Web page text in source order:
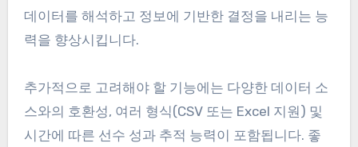
데이터를 해석하고 정보에 기반한 결정을 내리는 능
력을 향상시킵니다.
추가적으로 고려해야 할 기능에는 다양한 데이터 소
스와의 호환성, 여러 형식(CSV 또는 Excel 지원) 및
시간에 따른 선수 성과 추적 능력이 포함됩니다. 좋